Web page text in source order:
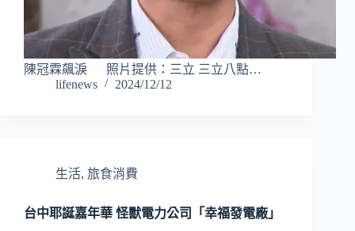
陳冠霖飆淚 照片提供：三立 三立八點…
lifenews
2024/12/12
生活, 旅食消費
台中耶誕嘉年華 怪獸電力公司「幸福發電廠」